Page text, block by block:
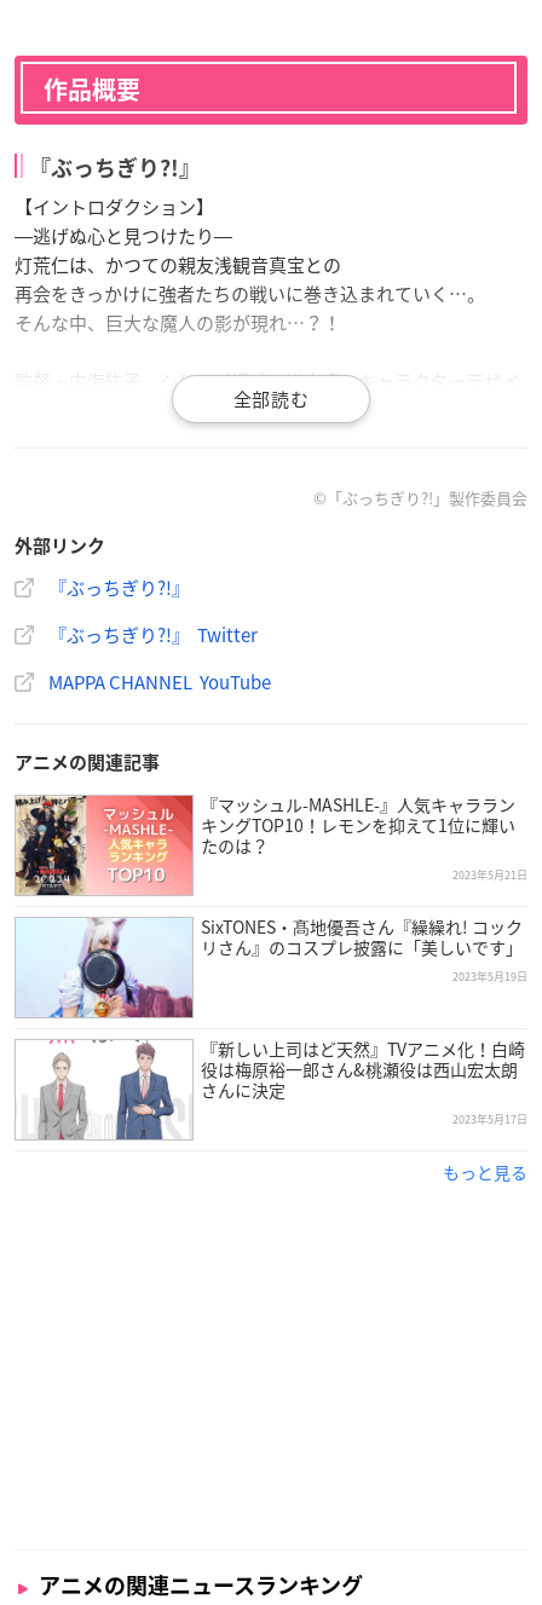
作品概要
『ぶっちぎり?!』
【イントロダクション】
―逃げぬ心と見つけたり―
灯荒仁は、かつての親友浅観音真宝との
再会をきっかけに強者たちの戦いに巻き込まれていく…。
そんな中、巨大な魔人の影が現れ…？！
監督・内海紘子、シリーズ構成・岸本卓、キャラクターデザイ
ン・加々美高浩、制作・MAPPAが送る、ヤンキー×千夜一夜物
監督：内海紘子
シリーズ構成・脚本：岸本卓
サブキャラクターデザイン・総作画監督：齊田博之・伊藤公規
美術監督：鈴木くるみ
色彩設計：垣田由紀子
編集：長坂智樹
音響監督：菊田浩巳
音響制作：dugout
アニメーションプロデューサー：小川崇博
制作：MAPPA
2024年1月放送『ぶっちぎり⁈』
ティザービジュアル公開！
―逃げぬ心と見つけたり―
灯荒仁は、かつての親友・浅観音真宝との
©「ぶっちぎり?!」製作委員会
外部リンク
『ぶっちぎり?!』
『ぶっちぎり?!』 Twitter
MAPPA CHANNEL YouTube
アニメの関連記事
『マッシュル-MASHLE-』人気キャララン
キングTOP10！レモンを抑えて1位に輝い
たのは？
2023年5月21日
SixTONES・髙地優吾さん『繰繰れ! コック
リさん』のコスプレ披露に「美しいです」
2023年5月19日
『新しい上司はど天然』TVアニメ化！白崎
役は梅原裕一郎さん&桃瀬役は西山宏太朗
さんに決定
2023年5月17日
もっと見る
アニメの関連ニュースランキング